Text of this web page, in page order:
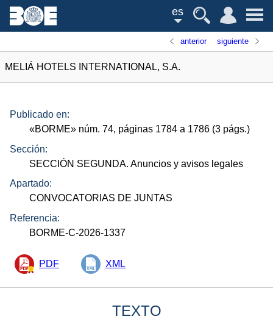
es
anterior siguiente
MELIÁ HOTELS INTERNATIONAL, S.A.
Publicado en:
«BORME» núm. 74, páginas 1784 a 1786 (3 págs.)
Sección:
SECCIÓN SEGUNDA. Anuncios y avisos legales
Apartado:
CONVOCATORIAS DE JUNTAS
Referencia:
BORME-C-2026-1337
PDF XML
TEXTO